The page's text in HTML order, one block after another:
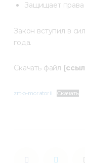
Защищает права
Закон вступил в
года.
Скачать файл
zrt-o-moratorii Скачать